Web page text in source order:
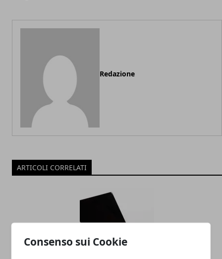
Consenso sui Cookie
Redazione
ARTICOLI CORRELATI